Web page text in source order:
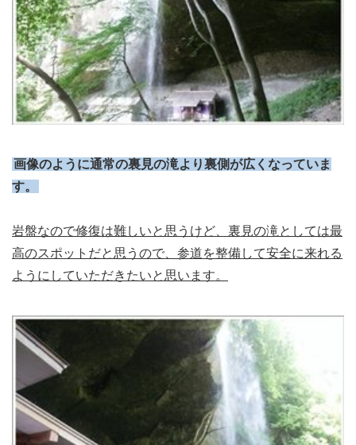
画像のように通常の裏見の滝より裏側が広くなっていま
す。
岩盤なので修復は難しいと思うけど、裏見の滝としては最
高のスポットだと思うので、参道を整備して安全に来れる
ようにしていただきたいと思います。